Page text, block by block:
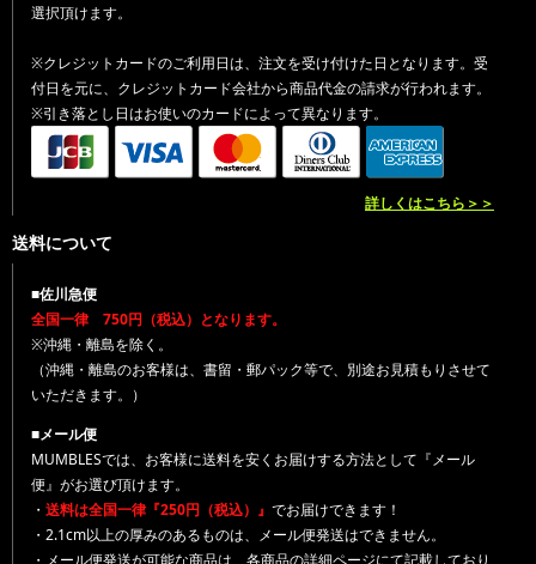
選択頂けます。
※クレジットカードのご利用日は、注文を受け付けた日となります。受
付日を元に、クレジットカード会社から商品代金の請求が行われます。
※引き落とし日はお使いのカードによって異なります。
詳しくはこちら＞＞
送料について
■佐川急便
全国一律 750円（税込）となります。
※沖縄・離島を除く。
（沖縄・離島のお客様は、書留・郵パック等で、別途お見積もりさせて
いただきます。）
■メール便
MUMBLESでは、お客様に送料を安くお届けする方法として『メール
便』がお選び頂けます。
・ 送料は全国一律『250円（税込）』 でお届けできます！
・2.1cm以上の厚みのあるものは、メール便発送はできません。